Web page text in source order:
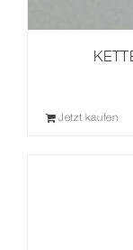
Jetzt kaufen